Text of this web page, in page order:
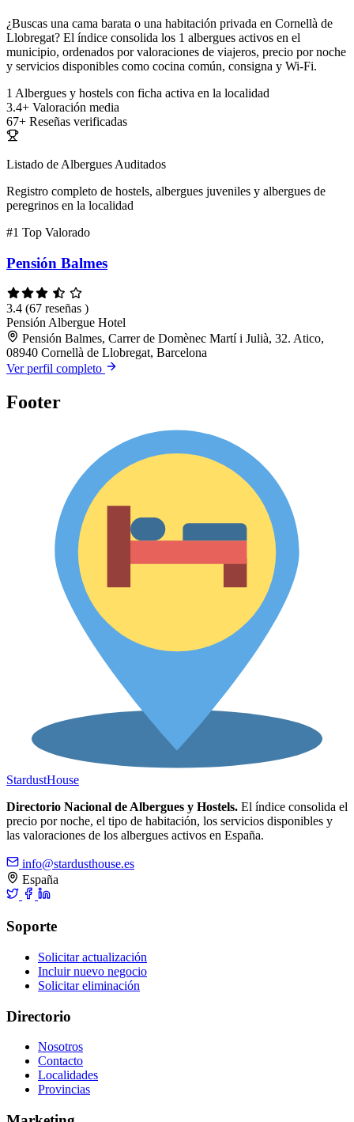
¿Buscas una cama barata o una habitación privada en Cornellà de
Llobregat? El índice consolida los 1 albergues activos en el
municipio, ordenados por valoraciones de viajeros, precio por noche
y servicios disponibles como cocina común, consigna y Wi-Fi.
1 Albergues y hostels con ficha activa en la localidad
3.4+ Valoración media
67+ Reseñas verificadas
Listado de Albergues Auditados
Registro completo de hostels, albergues juveniles y albergues de
peregrinos en la localidad
#1 Top Valorado
Pensión Balmes
3.4 (67 reseñas )
Pensión Albergue Hotel
Pensión Balmes, Carrer de Domènec Martí i Julià, 32. Atico,
08940 Cornellà de Llobregat, Barcelona
Ver perfil completo
Footer
StardustHouse
Directorio Nacional de Albergues y Hostels. El índice consolida el
precio por noche, el tipo de habitación, los servicios disponibles y
las valoraciones de los albergues activos en España.
info@stardusthouse.es
España
Soporte
Solicitar actualización
Incluir nuevo negocio
Solicitar eliminación
Directorio
Nosotros
Contacto
Localidades
Provincias